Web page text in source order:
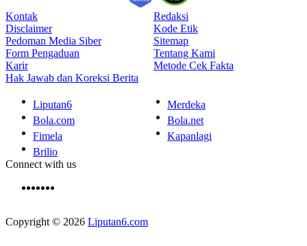
Kontak
Redaksi
Disclaimer
Kode Etik
Pedoman Media Siber
Sitemap
Form Pengaduan
Tentang Kami
Karir
Metode Cek Fakta
Hak Jawab dan Koreksi Berita
Liputan6
Merdeka
Bola.com
Bola.net
Fimela
Kapanlagi
Brilio
Connect with us
Copyright © 2026 Liputan6.com